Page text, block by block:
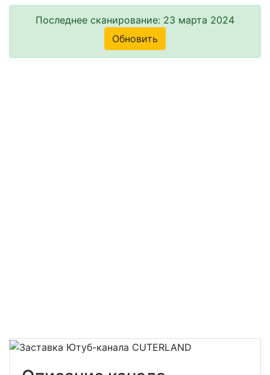
Последнее сканирование: 23 марта 2024
Обновить